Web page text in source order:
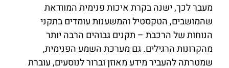
מעבר לכך, ישנה בקרת איכות פנימית המוודאת
שהמושבים, הטקסטיל והמשענות עומדים בתקני
הנוחות של הרכבת – תקנים גבוהים הרבה יותר
מהקרונות הרגילים. גם מערכת השמע הפנימית,
שמטרתה להעביר מידע מאוזן וברור לנוסעים, עוברת